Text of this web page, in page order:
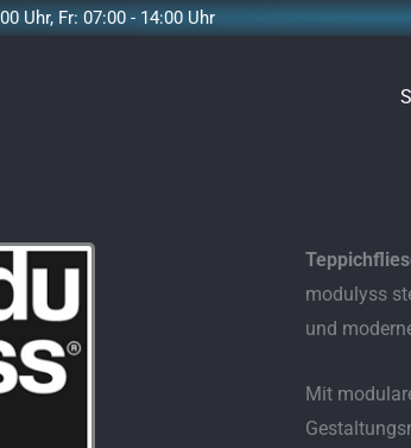
Uhr, Fr: 07:00 - 14:00 Uhr
modulyss
und
Mit